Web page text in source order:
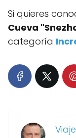
Si quieres
Cueva
categoría